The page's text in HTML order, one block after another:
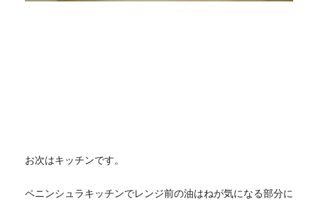
お次はキッチンです。
ペニンシュラキッチンでレンジ前の油はねが気になる部分に